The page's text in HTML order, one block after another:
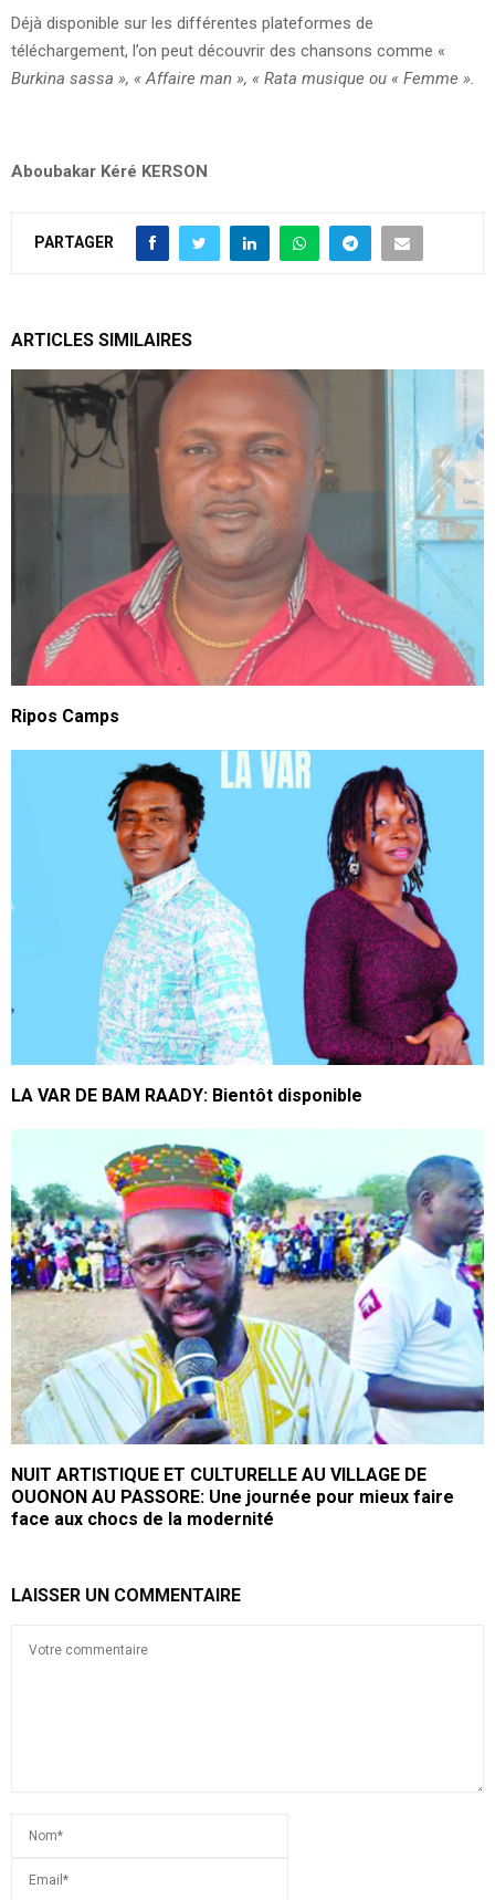
Déjà disponible sur les différentes plateformes de
téléchargement, l’on peut découvrir des chansons comme «
Burkina sassa », «Affaire man », « Rata musique ou « Femme ».
Aboubakar Kéré KERSON
PARTAGER
ARTICLES SIMILAIRES
Ripos Camps
LA VAR DE BAM RAADY: Bientôt disponible
NUIT ARTISTIQUE ET CULTURELLE AU VILLAGE DE
OUONON AU PASSORE: Une journée pour mieux faire
face aux chocs de la modernité
LAISSER UN COMMENTAIRE